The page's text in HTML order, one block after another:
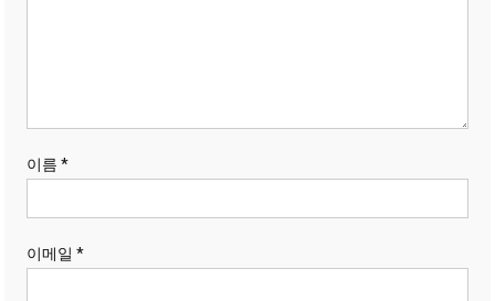
이름*
이메일*